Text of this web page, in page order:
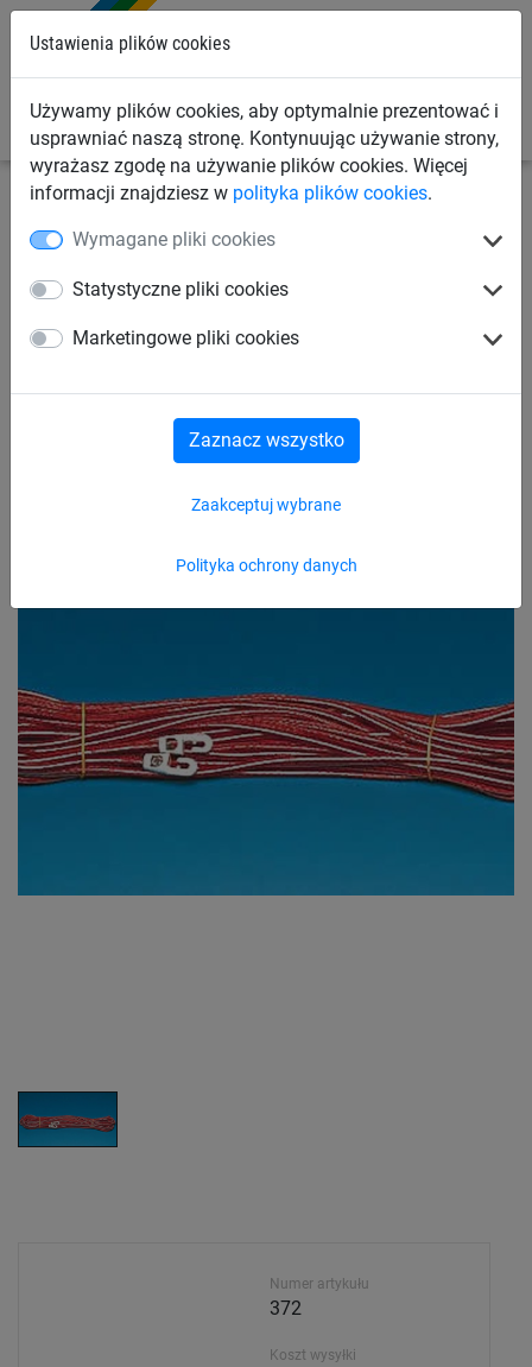
Ustawienia plików cookies
Używamy plików cookies, aby optymalnie prezentować i
usprawniać naszą stronę. Kontynuując używanie strony,
wyrażasz zgodę na używanie plików cookies. Więcej
informacji znajdziesz w polityka plików cookies.
Wymagane pliki cookies
Statystyczne pliki cookies
Marketingowe pliki cookies
Polityka ochrony danych
Zaakceptuj wybrane
Zaznacz wszystko
gimnastyczne do gier i zabaw
Linka gimnastyczna (12 m)
Numer artykułu
372
Koszt wysyłki